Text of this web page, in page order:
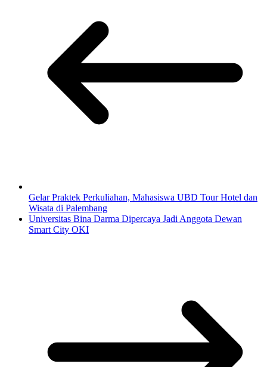
Gelar Praktek Perkuliahan, Mahasiswa UBD Tour Hotel dan
Wisata di Palembang
Universitas Bina Darma Dipercaya Jadi Anggota Dewan
Smart City OKI